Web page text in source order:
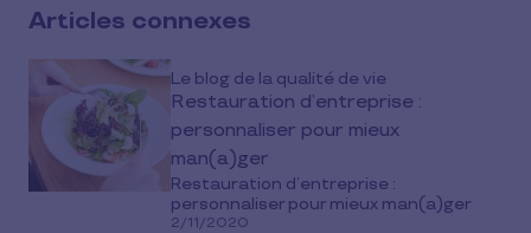
media
Articles connexes
Le blog de la qualité de vie
Restauration d’entreprise :
personnaliser pour mieux
man(a)ger
Restauration d’entreprise :
personnaliser pour mieux man(a)ger
2/11/2020